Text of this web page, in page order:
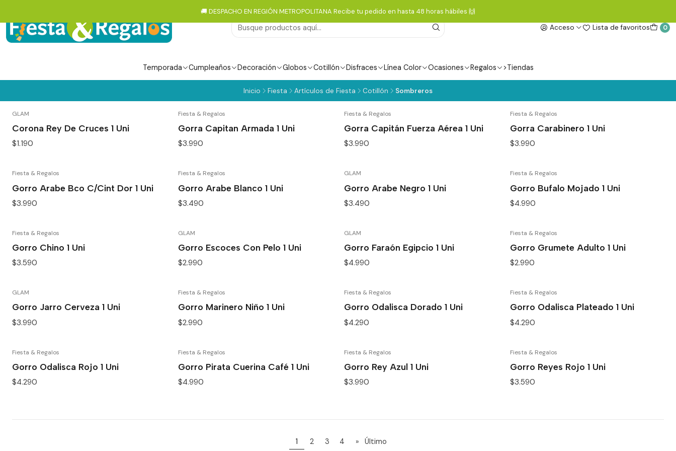
Acceso Lista de favoritos 0
Temporada Cumpleaños Decoración Globos Cotillón Disfraces Línea Color Ocasiones Regalos >Tiendas
🚚 DESPACHO EN REGIÓN METROPOLITANA Recibe tu pedido en hasta 48 horas hábiles 🙌
Inicio Fiesta Artículos de Fiesta Cotillón Sombreros
GLAM
Corona Rey De Cruces 1 Uni
$1.190
Fiesta & Regalos
Gorra Capitan Armada 1 Uni
$3.990
Fiesta & Regalos
Gorra Capitán Fuerza Aérea 1 Uni
$3.990
Fiesta & Regalos
Gorra Carabinero 1 Uni
$3.990
Fiesta & Regalos
Gorro Arabe Bco C/Cint Dor 1 Uni
$3.990
Fiesta & Regalos
Gorro Arabe Blanco 1 Uni
$3.490
GLAM
Gorro Arabe Negro 1 Uni
$3.490
Fiesta & Regalos
Gorro Bufalo Mojado 1 Uni
$4.990
Fiesta & Regalos
Gorro Chino 1 Uni
$3.590
GLAM
Gorro Escoces Con Pelo 1 Uni
$2.990
GLAM
Gorro Faraón Egipcio 1 Uni
$4.990
Fiesta & Regalos
Gorro Grumete Adulto 1 Uni
$2.990
GLAM
Gorro Jarro Cerveza 1 Uni
$3.990
Fiesta & Regalos
Gorro Marinero Niño 1 Uni
$2.990
Fiesta & Regalos
Gorro Odalisca Dorado 1 Uni
$4.290
Fiesta & Regalos
Gorro Odalisca Plateado 1 Uni
$4.290
Fiesta & Regalos
Gorro Odalisca Rojo 1 Uni
$4.290
Fiesta & Regalos
Gorro Pirata Cuerina Café 1 Uni
$4.990
Fiesta & Regalos
Gorro Rey Azul 1 Uni
$3.990
Fiesta & Regalos
Gorro Reyes Rojo 1 Uni
$3.590
1 2 3 4 » Último